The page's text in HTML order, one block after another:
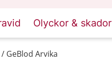
Olyckor & skador
GeBlod Arvika